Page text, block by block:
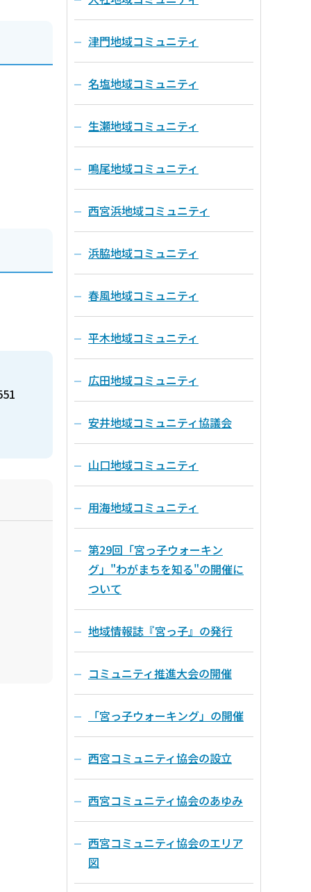
津門地域コミュニティ
名塩地域コミュニティ
生瀬地域コミュニティ
鳴尾地域コミュニティ
西宮浜地域コミュニティ
浜脇地域コミュニティ
春風地域コミュニティ
平木地域コミュニティ
広田地域コミュニティ
安井地域コミュニティ協議会
山口地域コミュニティ
用海地域コミュニティ
第29回「宮っ子ウォーキン
グ」"わがまちを知る"の開催に
ついて
地域情報誌『宮っ子』の発行
コミュニティ推進大会の開催
「宮っ子ウォーキング」の開催
西宮コミュニティ協会の設立
西宮コミュニティ協会のあゆみ
西宮コミュニティ協会のエリア
図